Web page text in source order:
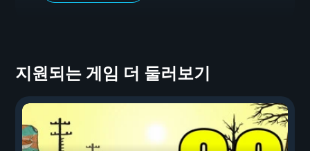
지원되는 게임 더 둘러보기